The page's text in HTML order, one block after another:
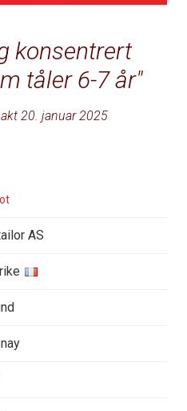
konsentrert
tåler 6-7 år
20. januar 2025
AS